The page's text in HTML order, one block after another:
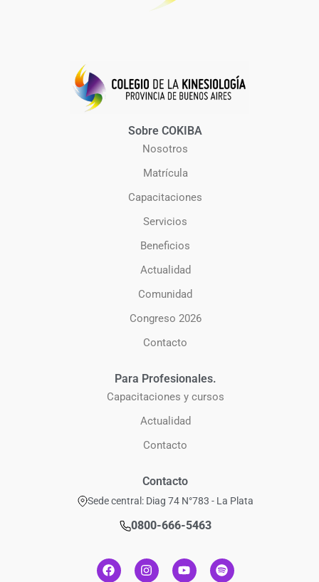
Sobre COKIBA
Nosotros
Matrícula
Capacitaciones
Servicios
Beneficios
Actualidad
Comunidad
Congreso 2026
Contacto
Para Profesionales.
Capacitaciones y cursos
Actualidad
Contacto
Contacto
Sede central: Diag 74 N°783 - La Plata
0800-666-5463